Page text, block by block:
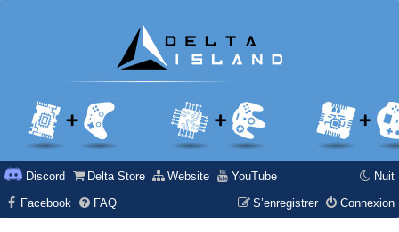
Nuit
Discord Delta Store Website
YouTube
Facebook
FAQ Connexion
S’enregistrer